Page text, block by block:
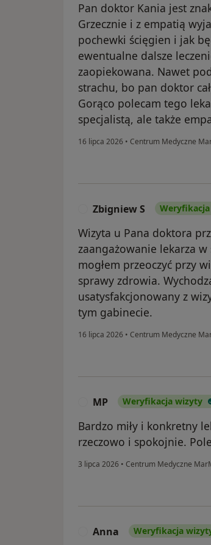
Pan doktor Kania jest
Grzecznie i z empatią
pochewki ścięgien i jak
ewentualne dalsze
zaopiekowana. Nawet
strachu, bo pan doktor
Gorąco polecam tego
specjalistą, ale także
16 lipca 2026 • Centrum Medyczne
Zbigniew S
Wizyta u Pana doktora
zaangażowanie lekarza
mogłem przeoczyć przy
sprawy zdrowia.
usatysfakcjonowany z
tym gabinecie.
16 lipca 2026 • Centrum Medyczne
MP Weryfikacja wizyty
Bardzo miły i konkretny
rzeczowo i spokojnie.
3 lipca 2026 • Centrum Medyczne
Anna Weryfikacja